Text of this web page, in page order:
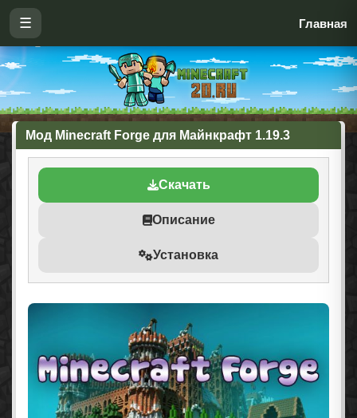
☰ Главная
Мод Minecraft Forge для Майнкрафт 1.19.3
Скачать
Описание
Установка